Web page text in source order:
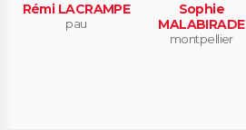
Rémi LACRAMPE
pau
Sophie
MALABIRADE
montpellier